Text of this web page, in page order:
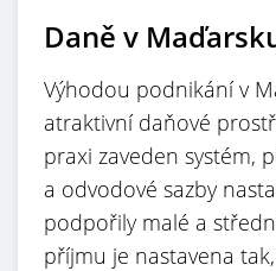
Daně v
Výhodou podnikání v
atraktivní daňové
praxi zaveden systém,
a odvodové sazby
podpořily malé a
příjmu je nastavena